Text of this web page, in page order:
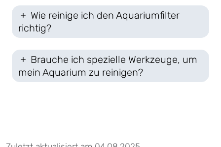
Wie reinige ich den Aquariumfilter
richtig?
Brauche ich spezielle Werkzeuge, um
mein Aquarium zu reinigen?